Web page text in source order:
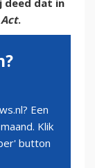
deed dat in
.
Een
Klik
button